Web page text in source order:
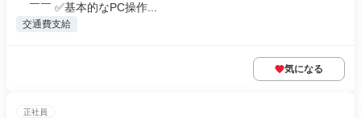
￣￣ ✅基本的なPC操作...
交通費支給
気になる
正社員